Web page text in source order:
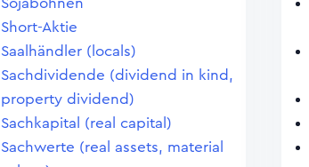
Sojabohnen
Short-Aktie
Saalhändler (locals)
Sachdividende (dividend in kind,
property dividend)
Sachkapital (real capital)
Sachwerte (real assets, material